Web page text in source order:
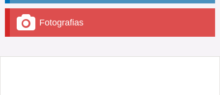
Fotografias